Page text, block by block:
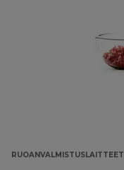
RUOANVALMISTUSLAITTEET